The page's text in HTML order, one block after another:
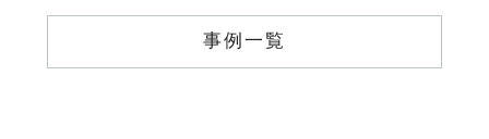
事例一覧